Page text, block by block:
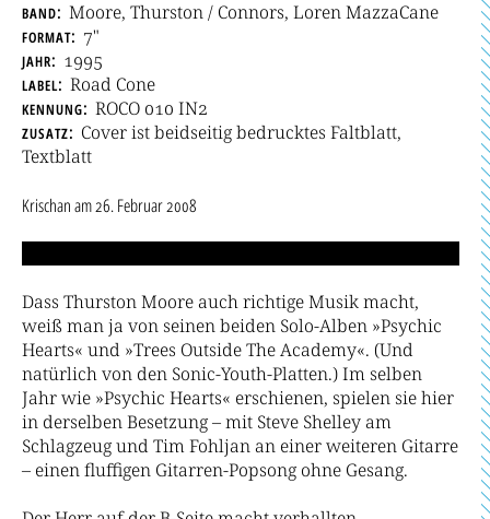
band Moore, Thurston / Connors, Loren MazzaCane
format 7"
jahr 1995
label Road Cone
kennung ROCO 010 IN2
zusatz Cover ist beidseitig bedrucktes Faltblatt,
Textblatt
Krischanam26. Februar 2008
Dass Thurston Moore auch richtige Musik macht,
weiß man ja von seinen beiden Solo-Alben »Psychic
Hearts« und »Trees Outside The Academy«. (Und
natürlich von den Sonic-Youth-Platten.) Im selben
Jahr wie »Psychic Hearts« erschienen, spielen sie hier
in derselben Besetzung – mit Steve Shelley am
Schlagzeug und Tim Fohljan an einer weiteren Gitarre
– einen fluffigen Gitarren-Popsong ohne Gesang.